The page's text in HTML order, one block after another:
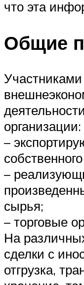
что эта
Общие
Участниками
организации:
–
–
сырья;
– торговые
На
сделки с
отгрузка,